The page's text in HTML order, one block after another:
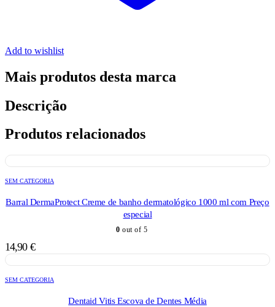
Add to wishlist
Mais produtos desta marca
Descrição
Produtos relacionados
SEM CATEGORIA
Barral DermaProtect Creme de banho dermatológico 1000 ml com Preço
especial
0 out of 5
14,90 €
SEM CATEGORIA
Dentaid Vitis Escova de Dentes Média